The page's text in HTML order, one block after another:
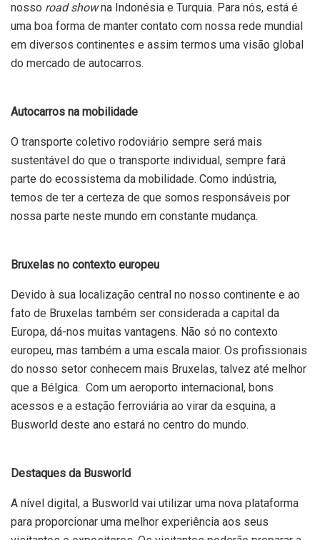
nosso road showna Indonésia e Turquia. Para nós, está é
uma boa forma de manter contato com nossa rede mundial
em diversos continentes e assim termos uma visão global
do mercado de autocarros.
Autocarros na mobilidade
O transporte coletivo rodoviário sempre será mais
sustentável do que o transporte individual, sempre fará
parte do ecossistema da mobilidade. Como indústria,
temos de ter a certeza de que somos responsáveis por
nossa parte neste mundo em constante mudança.
Bruxelas no contexto europeu
Devido à sua localização central no nosso continente e ao
fato de Bruxelas também ser considerada a capital da
Europa, dá-nos muitas vantagens. Não só no contexto
europeu, mas também a uma escala maior. Os profissionais
do nosso setor conhecem mais Bruxelas, talvez até melhor
que a Bélgica. Com um aeroporto internacional, bons
acessos e a estação ferroviária ao virar da esquina, a
Busworld deste ano estará no centro do mundo.
Destaques da Busworld
A nível digital, a Busworld vai utilizar uma nova plataforma
para proporcionar uma melhor experiência aos seus